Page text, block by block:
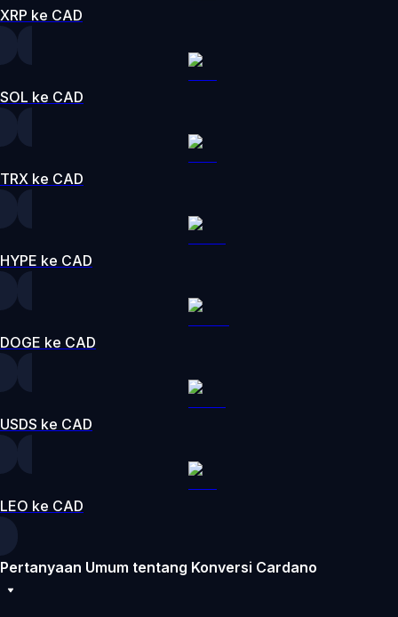
XRP ke CAD
SOL ke CAD
TRX ke CAD
HYPE ke CAD
DOGE ke CAD
USDS ke CAD
LEO ke CAD
Pertanyaan Umum tentang Konversi Cardano